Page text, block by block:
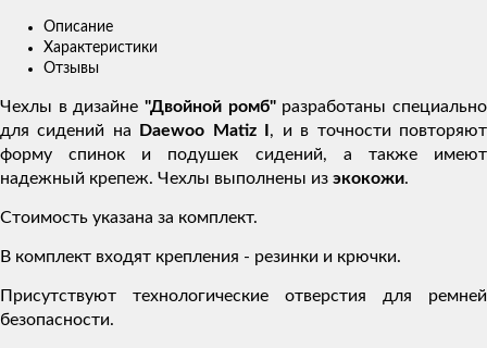
Описание
Характеристики
Отзывы
Чехлы в дизайне "Двойной ромб"разработаны специально
для сидений на
Daewoo Matiz I , и в точности повторяют
форму спинок и подушек сидений, а также имеют
надежный крепеж. Чехлы выполнены из экокожи.
Стоимость указана за комплект.
В комплект входят крепления - резинки и крючки.
Присутствуют технологические отверстия для ремней
безопасности.